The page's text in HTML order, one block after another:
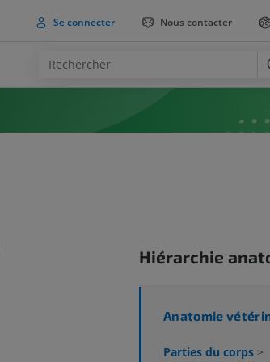
Se connecter Nous contacter
Hiérarchie
Anatomie
Parties du corps >